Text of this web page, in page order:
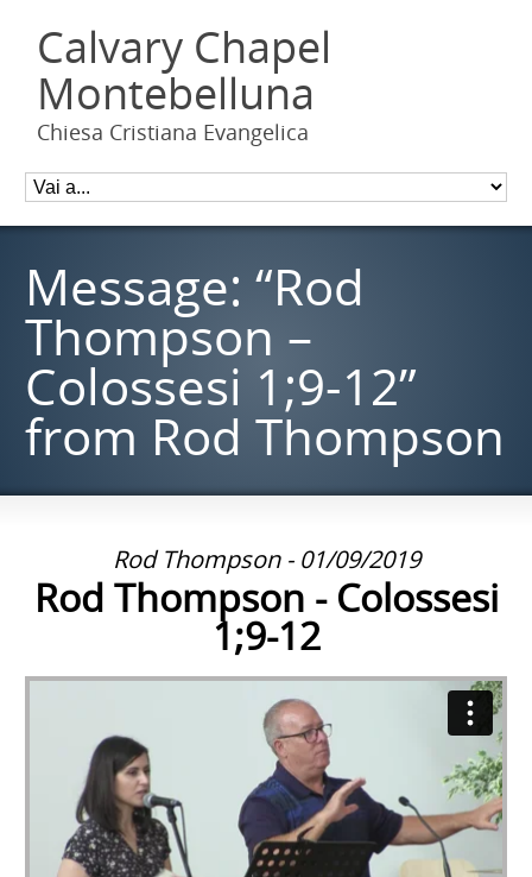
Calvary Chapel
Montebelluna
Chiesa Cristiana Evangelica
Message: “Rod
Thompson –
Colossesi 1;9-12”
from Rod Thompson
Rod Thompson - 01/09/2019
Rod Thompson - Colossesi
1;9-12